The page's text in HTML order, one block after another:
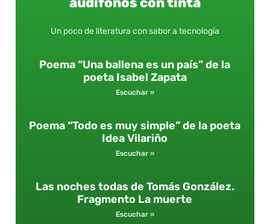
Un poco de literatura con sabor a tecnología
Poema “Una ballena es un país” de la
poeta Isabel Zapata
Escuchar »
Poema “Todo es muy simple” de la poeta
Idea Vilariño
Escuchar »
Las noches todas de Tomás González.
Fragmento La muerte
Escuchar »